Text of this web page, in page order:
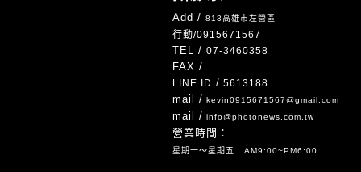
Add / 813高雄市左營區
行動/0915671567
TEL / 07-3460358
FAX /
LINE ID / 5613188
mail / kevin0915671567@gmail.com
mail / info@photonews.com.tw
營業時間：
星期一～星期五 AM9:00~PM6:00